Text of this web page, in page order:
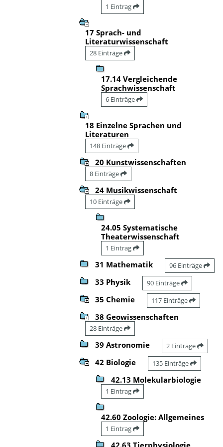
1 Eintrag
17 Sprach- und
Literaturwissenschaft
28 Einträge
17.14 Vergleichende
Sprachwissenschaft
6 Einträge
18 Einzelne Sprachen und
Literaturen
148 Einträge
20 Kunstwissenschaften
8 Einträge
24 Musikwissenschaft
10 Einträge
24.05 Systematische
Theaterwissenschaft
1 Eintrag
31 Mathematik 96 Einträge
33 Physik 90 Einträge
35 Chemie 117 Einträge
38 Geowissenschaften
28 Einträge
39 Astronomie 2 Einträge
42 Biologie 135 Einträge
42.13 Molekularbiologie
1 Eintrag
42.60 Zoologie: Allgemeines
1 Eintrag
42.63 Tierphysiologie